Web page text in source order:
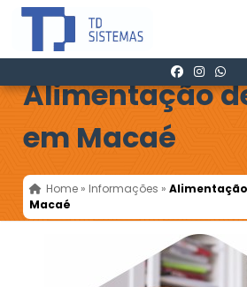
Alimentação
em Macaé
Home » Informações »
Macaé